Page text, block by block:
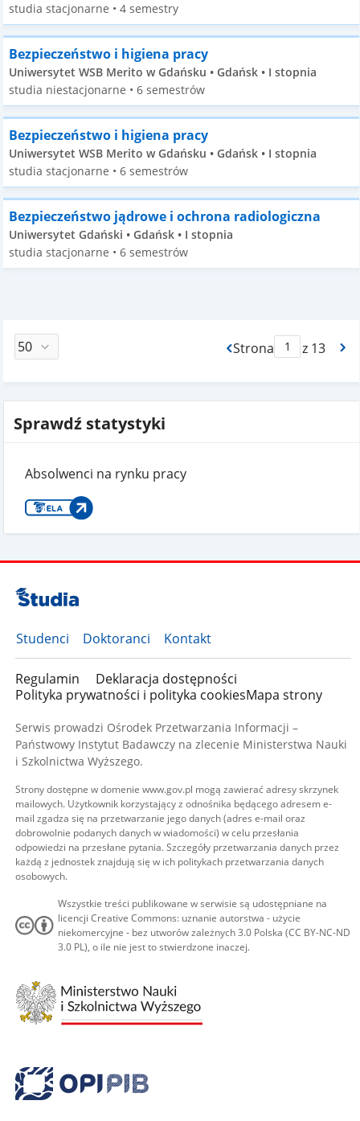
studia stacjonarne • 4 semestry
Bezpieczeństwo i higiena pracy
Uniwersytet WSB Merito w Gdańsku • Gdańsk • I stopnia
studia niestacjonarne • 6 semestrów
Bezpieczeństwo i higiena pracy
Uniwersytet WSB Merito w Gdańsku • Gdańsk • I stopnia
studia stacjonarne • 6 semestrów
Bezpieczeństwo jądrowe i ochrona radiologiczna
Uniwersytet Gdański • Gdańsk • I stopnia
studia stacjonarne • 6 semestrów
Strona
Max Stronaz 13
Sprawdź statystyki
Absolwenci na rynku pracy
Studenci Doktoranci Kontakt
Regulamin
Deklaracja dostępności
Polityka prywatności i polityka cookiesMapa strony
Serwis prowadzi Ośrodek Przetwarzania Informacji –
Państwowy Instytut Badawczy na zlecenie Ministerstwa Nauki
i Szkolnictwa Wyższego.
Strony dostępne w domenie www.gov.pl mogą zawierać adresy skrzynek
mailowych. Użytkownik korzystający z odnośnika będącego adresem e-
mail zgadza się na przetwarzanie jego danych (adres e-mail oraz
dobrowolnie podanych danych w wiadomości) w celu przesłania
odpowiedzi na przesłane pytania. Szczegóły przetwarzania danych przez
każdą z jednostek znajdują się w ich politykach przetwarzania danych
osobowych.
Wszystkie treści publikowane w serwisie są udostępniane na
licencji Creative Commons: uznanie autorstwa - użycie
niekomercyjne - bez utworów zależnych 3.0 Polska (CC BY-NC-ND
3.0 PL), o ile nie jest to stwierdzone inaczej.